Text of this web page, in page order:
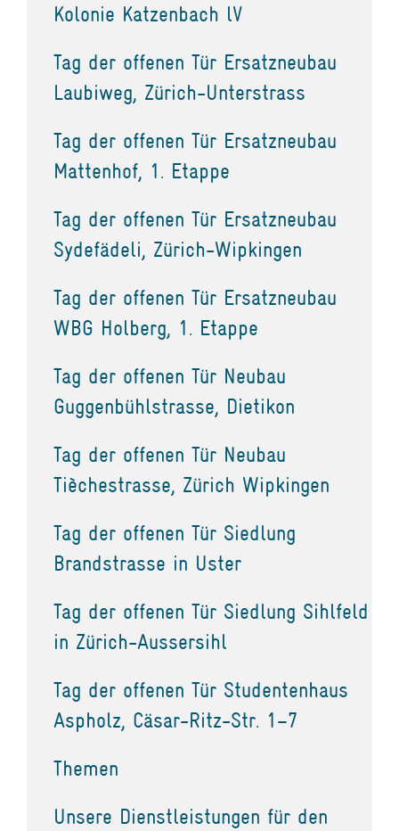
Kolonie Katzenbach lV
Tag der offenen Tür Ersatzneubau
Laubiweg, Zürich-Unterstrass
Tag der offenen Tür Ersatzneubau
Mattenhof, 1. Etappe
Tag der offenen Tür Ersatzneubau
Sydefädeli, Zürich-Wipkingen
Tag der offenen Tür Ersatzneubau
WBG Holberg, 1. Etappe
Tag der offenen Tür Neubau
Guggenbühlstrasse, Dietikon
Tag der offenen Tür Neubau
Tièchestrasse, Zürich Wipkingen
Tag der offenen Tür Siedlung
Brandstrasse in Uster
Tag der offenen Tür Siedlung Sihlfeld
in Zürich-Aussersihl
Tag der offenen Tür Studentenhaus
Aspholz, Cäsar-Ritz-Str. 1–7
Themen
Unsere Dienstleistungen für den